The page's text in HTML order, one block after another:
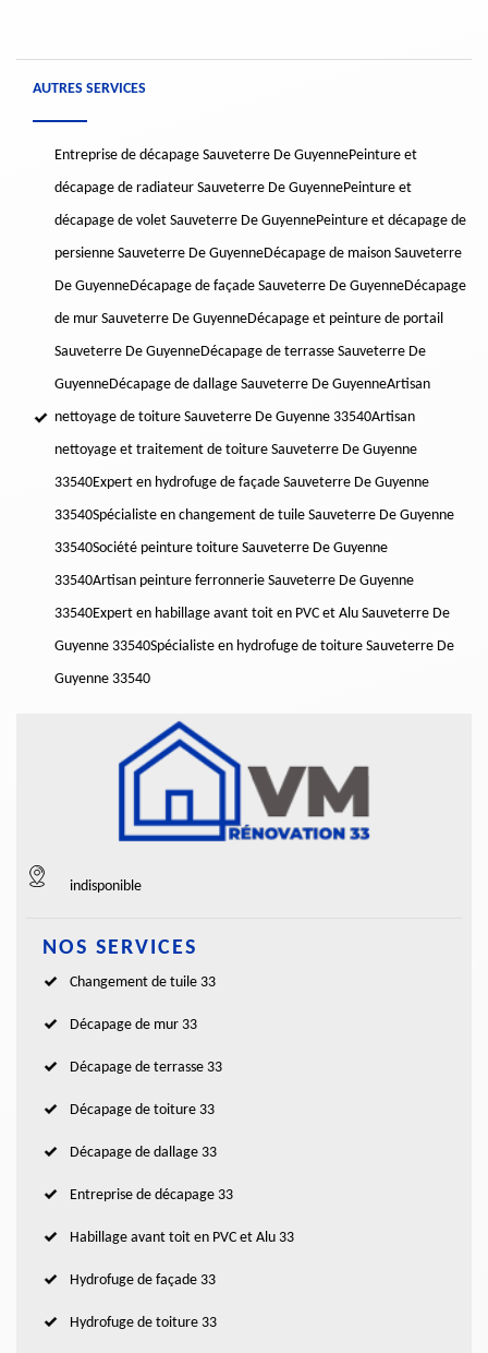
AUTRES SERVICES
Entreprise de décapage Sauveterre De GuyennePeinture et
décapage de radiateur Sauveterre De GuyennePeinture et
décapage de volet Sauveterre De GuyennePeinture et décapage de
persienne Sauveterre De GuyenneDécapage de maison Sauveterre
De GuyenneDécapage de façade Sauveterre De GuyenneDécapage
de mur Sauveterre De GuyenneDécapage et peinture de portail
Sauveterre De GuyenneDécapage de terrasse Sauveterre De
GuyenneDécapage de dallage Sauveterre De GuyenneArtisan
nettoyage de toiture Sauveterre De Guyenne 33540Artisan
nettoyage et traitement de toiture Sauveterre De Guyenne
33540Expert en hydrofuge de façade Sauveterre De Guyenne
33540Spécialiste en changement de tuile Sauveterre De Guyenne
33540Société peinture toiture Sauveterre De Guyenne
33540Artisan peinture ferronnerie Sauveterre De Guyenne
33540Expert en habillage avant toit en PVC et Alu Sauveterre De
Guyenne 33540Spécialiste en hydrofuge de toiture Sauveterre De
Guyenne 33540
indisponible
NOS SERVICES
Changement de tuile 33
Décapage de mur 33
Décapage de terrasse 33
Décapage de toiture 33
Décapage de dallage 33
Entreprise de décapage 33
Habillage avant toit en PVC et Alu 33
Hydrofuge de façade 33
Hydrofuge de toiture 33